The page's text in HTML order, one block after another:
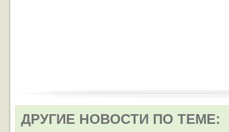
ДРУГИЕ НОВОСТИ ПО ТЕМЕ: